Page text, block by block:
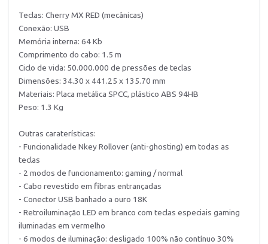
Teclas: Cherry MX RED (mecânicas)
Conexão: USB
Memória interna: 64 Kb
Comprimento do cabo: 1.5 m
Ciclo de vida: 50.000.000 de pressões de teclas
Dimensões: 34.30 x 441.25 x 135.70 mm
Materiais: Placa metálica SPCC, plástico ABS 94HB
Peso: 1.3 Kg
Outras caraterísticas:
- Funcionalidade Nkey Rollover (anti-ghosting) em todas as
teclas
- 2 modos de funcionamento: gaming / normal
- Cabo revestido em fibras entrançadas
- Conector USB banhado a ouro 18K
- Retroiluminação LED em branco com teclas especiais gaming
iluminadas em vermelho
- 6 modos de iluminação: desligado 100% não contínuo 30%